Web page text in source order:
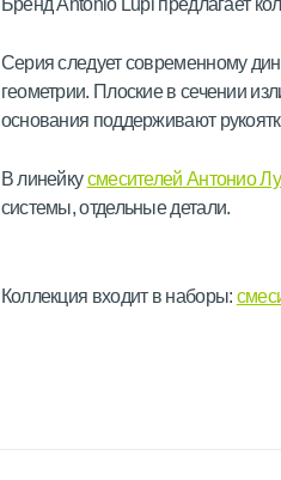
Бренд Antonio Lupi предлагает
Серия следует современному
геометрии. Плоские в сечении
основания поддерживают
В линейкусмесителей Антонио
системы, отдельные детали.
Коллекция входит в наборы: